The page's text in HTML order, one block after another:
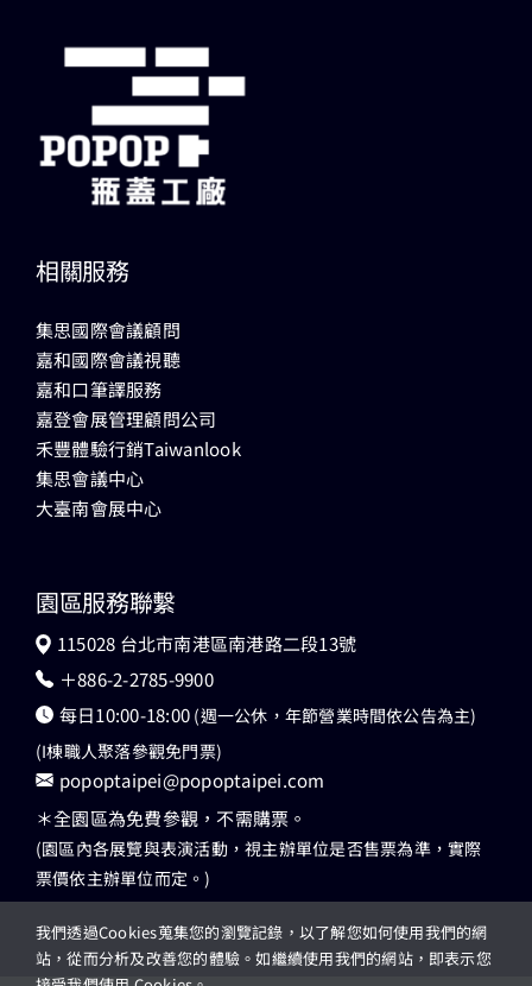
相關服務
集思國際會議顧問
嘉和國際會議視聽
嘉和口筆譯服務
嘉登會展管理顧問公司
禾豐體驗行銷Taiwanlook
集思會議中心
大臺南會展中心
園區服務聯繫
115028 台北市南港區南港路二段13號
＋886-2-2785-9900
每日10:00-18:00 (週一公休，年節營業時間依公告為主)
(I棟職人聚落參觀免門票)
popoptaipei@popoptaipei.com
＊全園區為免費參觀，不需購票。
(園區內各展覽與表演活動，視主辦單位是否售票為準，實際
票價依主辦單位而定。)
我們透過Cookies蒐集您的瀏覽記錄，以了解您如何使用我們的網
站，從而分析及改善您的體驗。如繼續使用我們的網站，即表示您